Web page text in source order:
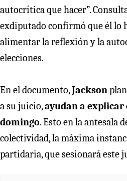
autocrítica que hacer”.
exdiputado confirmó que él lo
alimentar la reflexión y la
elecciones.
En el documento,Jackson
a su juicio,ayudan a
domingo. Esto en la antesala
colectividad, la máxima
partidaria, que sesionará este